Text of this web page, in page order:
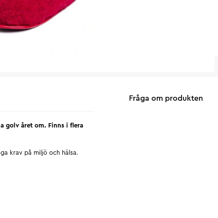
golv året om. Finns i flera
krav på miljö och hälsa.
Fråga om produkten